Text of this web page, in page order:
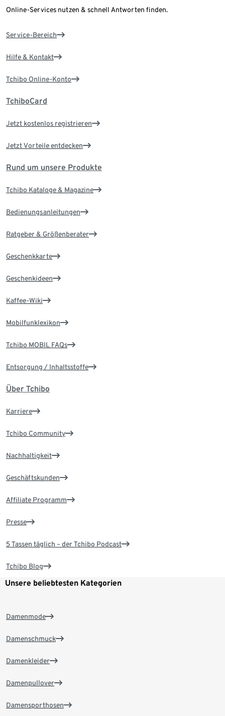
Online-Services nutzen & schnell Antworten finden.
Service-Bereich
Hilfe & Kontakt
Tchibo Online-Konto
TchiboCard
Jetzt kostenlos registrieren
Jetzt Vorteile entdecken
Rund um unsere Produkte
Tchibo Kataloge & Magazine
Bedienungsanleitungen
Ratgeber & Größenberater
Geschenkkarte
Geschenkideen
Kaffee-Wiki
Mobilfunklexikon
Tchibo MOBIL FAQs
Entsorgung / Inhaltsstoffe
Über Tchibo
Karriere
Tchibo Community
Nachhaltigkeit
Geschäftskunden
Affiliate Programm
Presse
5 Tassen täglich – der Tchibo Podcast
Tchibo Blog
Unsere beliebtesten Kategorien
Damenmode
Damenschmuck
Damenkleider
Damenpullover
Damensporthosen